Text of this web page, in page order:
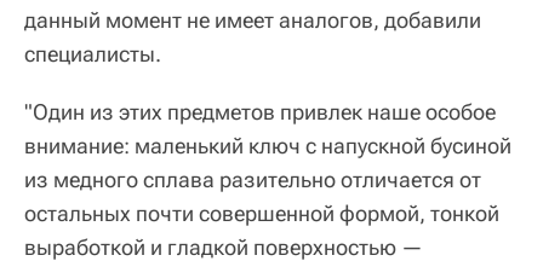
данный момент не имеет аналогов, добавили
специалисты.
"Один из этих предметов привлек наше особое
внимание: маленький ключ с напускной бусиной
из медного сплава разительно отличается от
остальных почти совершенной формой, тонкой
выработкой и гладкой поверхностью —